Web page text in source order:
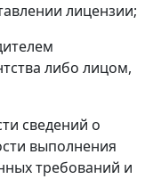
лицензии;
либо лицом,
сведений о
выполнения
требований и